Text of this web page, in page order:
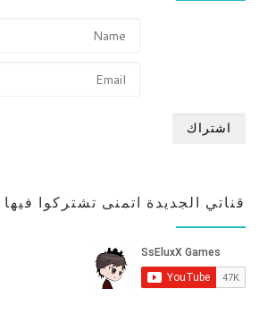
قناتي الجديدة اتمنى تشتركوا فيها